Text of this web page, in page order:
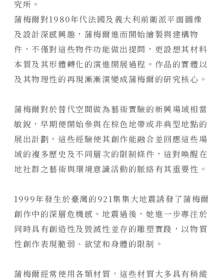
究所。
蒲梅爾對1980年代法國及義大利前衛派平面圖像
及設計深感興趣，蒲梅爾進而開始繪製與建構物
件，不僅對這些物件功能做出提問，更設想其材料
本質及其形體轉化的演進開展過程。作品的實體以
及其物理性的再現漸漸演變成蒲梅爾的研究核心。
蒲梅爾對於替代空間做為藝術實驗的新興場域相當
敏銳，早期便開始參與在棕色地帶或非典型地點的
展出計劃，這些經驗使其創作能融合並回應這些場
域的複多歷史及不同層次的限制條件，這對喚醒在
地社群之藝術與環境意識活動的脈絡有其重要性。
1999年發生於臺灣的921集集大地震誘發了蒲梅爾
創作中的深層危機感。地震過後，她進一步專注於
同時具有創造性及毀滅性並存的雕塑實踐，以物質
性創作表現脆弱、欲望和身體的限制。
蒲梅爾經常使用各類材質，這些材質大多具有稍縱